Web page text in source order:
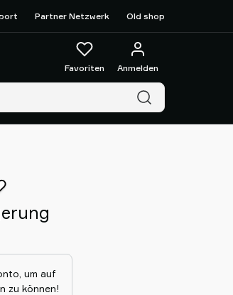
Partner Netzwerk Old shop
Favoriten Anmelden
um auf
zu können!